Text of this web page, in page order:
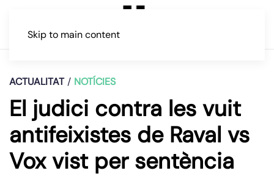
Skip to main content
ACTUALITAT NOTÍCIES
El judici contra les vuit
antifeixistes de Raval vs
Vox vist per sentència